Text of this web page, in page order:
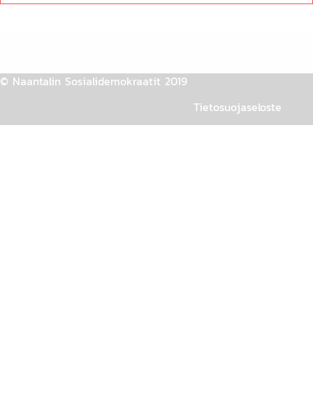
© Naantalin Sosialidemokraatit 2019
Tietosuojaseloste